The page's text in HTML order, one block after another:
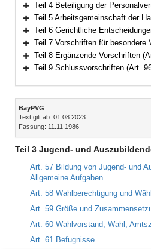
Bereich erweitern
Teil 4 Beteiligung der
Bereich erweitern
Teil 5 Arbeitsgemeinschaft der
Bereich erweitern
Teil 6 Gerichtliche
Bereich erweitern
Teil 7 Vorschriften für besondere Verwaltungszweige und
Bereich erweitern
Teil 8 Ergänzende Vorschriften
Teil 9 Schlussvorschriften (Art.
Inhalt
BayPVG
Text gilt ab: 01.08.2023
Fassung: 11.11.1986
Teil 3 Jugend- und
Art. 57 Bildung von Jugend- und
Allgemeine Aufgaben
Art. 58 Wahlberechtigung und
Art. 59 Größe und
Art. 60 Wahlvorstand; Wahl;
Art. 61 Befugnisse